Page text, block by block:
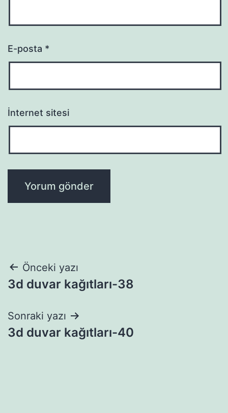
E-posta *
İnternet sitesi
Yazı
gezinmesi
Önceki yazı
3d duvar kağıtları-38
Sonraki yazı
3d duvar kağıtları-40